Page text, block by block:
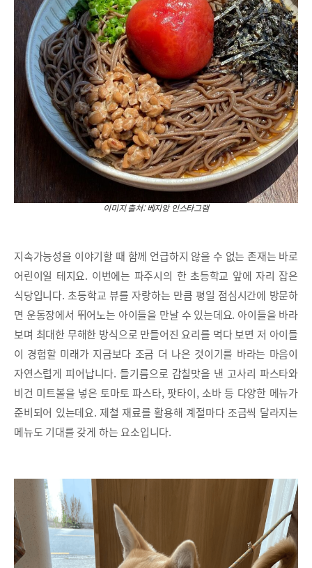
이미지 출처: 베지앙 인스타그램
지속가능성을 이야기할 때 함께 언급하지 않을 수 없는 존재는 바로
어린이일 테지요. 이번에는 파주시의 한 초등학교 앞에 자리 잡은
식당입니다. 초등학교 뷰를 자랑하는 만큼 평일 점심시간에 방문하
면 운동장에서 뛰어노는 아이들을 만날 수 있는데요. 아이들을 바라
보며 최대한 무해한 방식으로 만들어진 요리를 먹다 보면 저 아이들
이 경험할 미래가 지금보다 조금 더 나은 것이기를 바라는 마음이
자연스럽게 피어납니다. 들기름으로 감칠맛을 낸 고사리 파스타와
비건 미트볼을 넣은 토마토 파스타, 팟타이, 소바 등 다양한 메뉴가
준비되어 있는데요. 제철 재료를 활용해 계절마다 조금씩 달라지는
메뉴도 기대를 갖게 하는 요소입니다.